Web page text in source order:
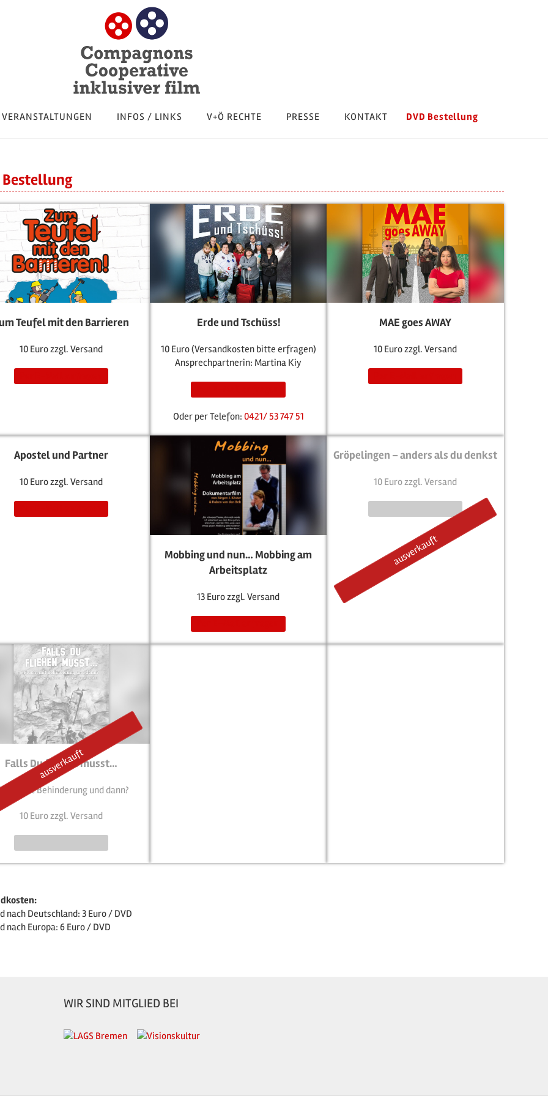
VERANSTALTUNGEN INFOS / LINKS V+Ö RECHTE PRESSE KONTAKT DVD Bestellung
Bestellung
Teufel mit den Barrieren
10 Euro zzgl. Versand
Erde und Tschüss!
10 Euro (Versandkosten bitte erfragen)
Ansprechpartnerin: Martina Kiy
Oder per Telefon: 0421/ 53 747 51
MAE goes AWAY
10 Euro zzgl. Versand
Apostel und Partner
10 Euro zzgl. Versand
Mobbing und nun… Mobbing am
Arbeitsplatz
13 Euro zzgl. Versand
Gröpelingen – anders als du denkst
10 Euro zzgl. Versand
Falls Du fliehen musst…
mit Behinderung und dann?
10 Euro zzgl. Versand
nach Deutschland: 3 Euro / DVD
nach Europa: 6 Euro / DVD
WIR SIND MITGLIED BEI